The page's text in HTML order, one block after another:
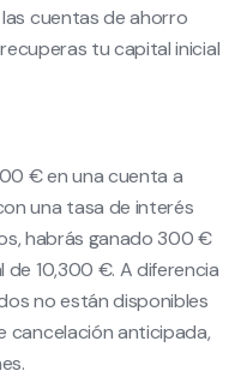
cuentas de ahorro
tu capital inicial
€ en una cuenta a
una tasa de interés
habrás ganado 300 €
de 10,300 €. A diferencia
no están disponibles
cancelación anticipada,